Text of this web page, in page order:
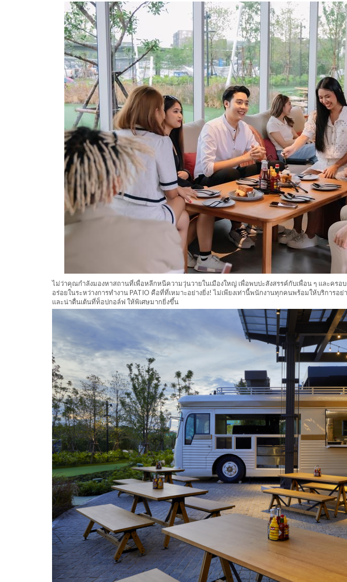
ไม่ว่าคุณกำลังมองหาสถานที่เพื่อหลีกหนีความวุ่นวายในเมืองใหญ่ เพื่อพบปะสังสรรค์กับเพื่อน ๆ และครอ
อร่อยในระหว่างการทำงาน PATIO คือที่ที่เหมาะอย่างยิ่ง! ไม่เพียงเท่านี้พนักงานทุกคนพร้อมให้บริการอย่
และน่าตื่นเต้นที่ท็อปกอล์ฟ ให้พิเศษมากยิ่งขึ้น